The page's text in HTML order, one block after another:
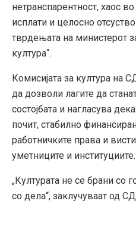
нетранспарентност, хаос
исплати и целосно
тврдењата на министерот
култура“.
Комисијата за култура на
да дозволи лагите да
состојбата и нагласува
почит, стабилно
работничките права и
уметниците и институциите.
„Културата не се брани со
со дела“, заклучуваат од